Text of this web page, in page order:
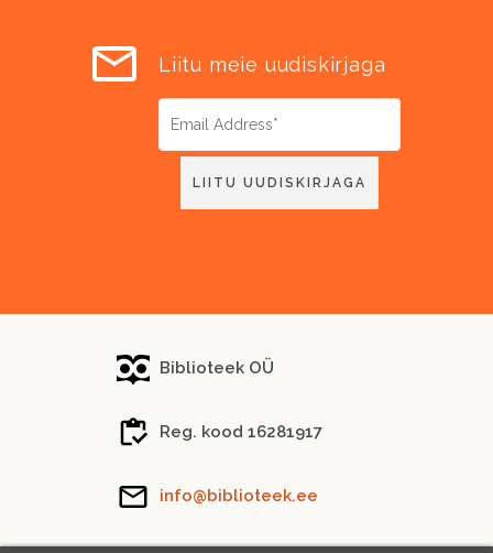
Liitu meie uudiskirjaga
Biblioteek OÜ
Reg. kood 16281917
info@biblioteek.ee